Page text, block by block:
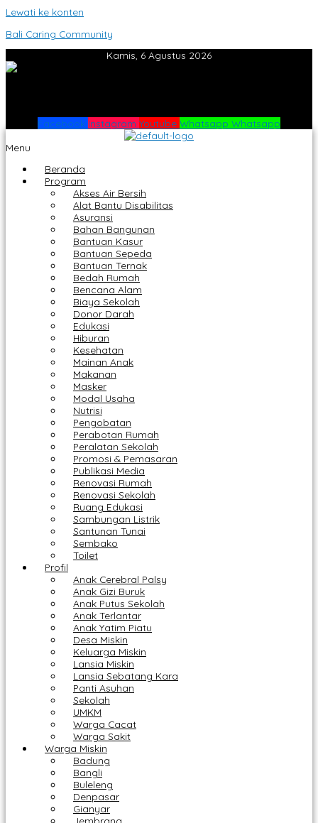
Lewati ke konten
Bali Caring Community
Kamis, 6 Agustus 2026
Facebook Instagram Youtube Whatsapp Whatsapp
Menu
Beranda
Program
Akses Air Bersih
Alat Bantu Disabilitas
Asuransi
Bahan Bangunan
Bantuan Kasur
Bantuan Sepeda
Bantuan Ternak
Bedah Rumah
Bencana Alam
Biaya Sekolah
Donor Darah
Edukasi
Hiburan
Kesehatan
Mainan Anak
Makanan
Masker
Modal Usaha
Nutrisi
Pengobatan
Perabotan Rumah
Peralatan Sekolah
Promosi & Pemasaran
Publikasi Media
Renovasi Rumah
Renovasi Sekolah
Ruang Edukasi
Sambungan Listrik
Santunan Tunai
Sembako
Toilet
Profil
Anak Cerebral Palsy
Anak Gizi Buruk
Anak Putus Sekolah
Anak Terlantar
Anak Yatim Piatu
Desa Miskin
Keluarga Miskin
Lansia Miskin
Lansia Sebatang Kara
Panti Asuhan
Sekolah
UMKM
Warga Cacat
Warga Sakit
Warga Miskin
Badung
Bangli
Buleleng
Denpasar
Gianyar